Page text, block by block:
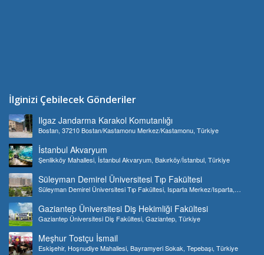
İlginizi Çebilecek Gönderiler
Ilgaz Jandarma Karakol Komutanlığı
Bostan, 37210 Bostan/Kastamonu Merkez/Kastamonu, Türkiye
İstanbul Akvaryum
Şenlikköy Mahallesi, İstanbul Akvaryum, Bakırköy/İstanbul, Türkiye
Süleyman Demirel Üniversitesi Tıp Fakültesi
Süleyman Demirel Üniversitesi Tıp Fakültesi, Isparta Merkez/Isparta,
Gaziantep Üniversitesi Diş Hekimliği Fakültesi
Gaziantep Üniversitesi Diş Fakültesi, Gaziantep, Türkiye
Meşhur Tostçu İsmail
Eskişehir, Hoşnudiye Mahallesi, Bayramyeri Sokak, Tepebaşı, Türkiye